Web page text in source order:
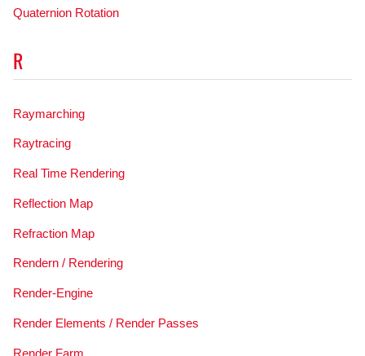
Quaternion Rotation
R
Raymarching
Raytracing
Real Time Rendering
Reflection Map
Refraction Map
Rendern / Rendering
Render-Engine
Render Elements / Render Passes
Render Farm